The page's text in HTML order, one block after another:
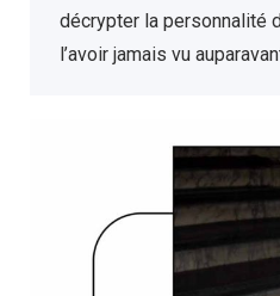
décrypter la personnalité
l’avoir jamais vu